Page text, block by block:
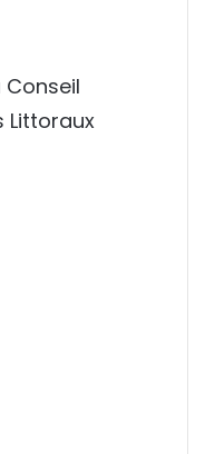
Littoraux